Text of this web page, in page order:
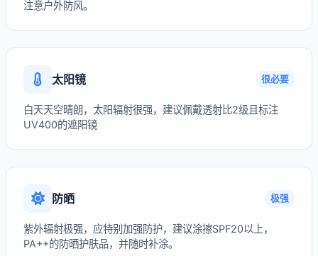
注意户外防风。
太阳镜 很必要
白天天空晴朗，太阳辐射很强，建议佩戴透射比2级且标注
UV400的遮阳镜
防晒 极强
紫外辐射极强，应特别加强防护，建议涂擦SPF20以上，
PA++的防晒护肤品，并随时补涂。